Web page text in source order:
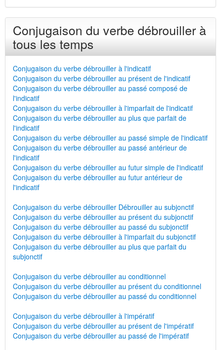
Conjugaison du verbe débrouiller à
tous les temps
Conjugaison du verbe débrouiller à l'indicatif
Conjugaison du verbe débrouiller au présent de l'indicatif
Conjugaison du verbe débrouiller au passé composé de
l'indicatif
Conjugaison du verbe débrouiller à l'imparfait de l'indicatif
Conjugaison du verbe débrouiller au plus que parfait de
l'indicatif
Conjugaison du verbe débrouiller au passé simple de l'indicatif
Conjugaison du verbe débrouiller au passé antérieur de
l'indicatif
Conjugaison du verbe débrouiller au futur simple de l'indicatif
Conjugaison du verbe débrouiller au futur antérieur de
l'indicatif
Conjugaison du verbe débrouiller Débrouiller au subjonctif
Conjugaison du verbe débrouiller au présent du subjonctif
Conjugaison du verbe débrouiller au passé du subjonctif
Conjugaison du verbe débrouiller à l'imparfait du subjonctif
Conjugaison du verbe débrouiller au plus que parfait du
subjonctif
Conjugaison du verbe débrouiller au conditionnel
Conjugaison du verbe débrouiller au présent du conditionnel
Conjugaison du verbe débrouiller au passé du conditionnel
Conjugaison du verbe débrouiller à l'impératif
Conjugaison du verbe débrouiller au présent de l'impératif
Conjugaison du verbe débrouiller au passé de l'impératif